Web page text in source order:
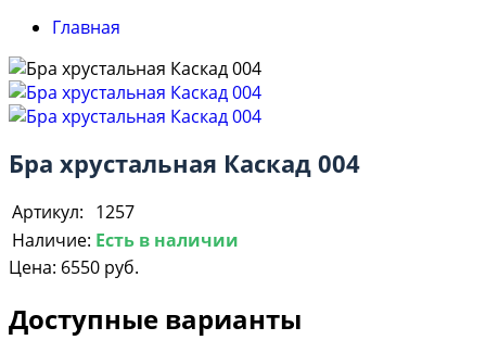
Главная
Бра хрустальная Каскад 004
Артикул: 1257
Наличие: Есть в наличии
Цена: 6550 руб.
Доступные варианты